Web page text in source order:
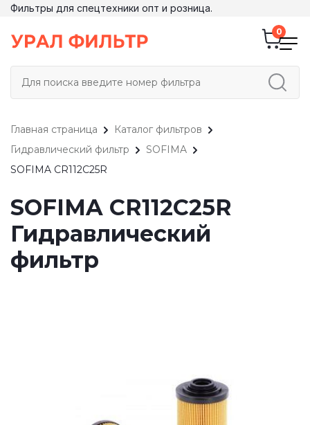
Фильтры для спецтехники опт и розница.
Главная страница
Каталог фильтров
Гидравлический фильтр
SOFIMA
SOFIMA CR112C25R
SOFIMA CR112C25R
Гидравлический
фильтр